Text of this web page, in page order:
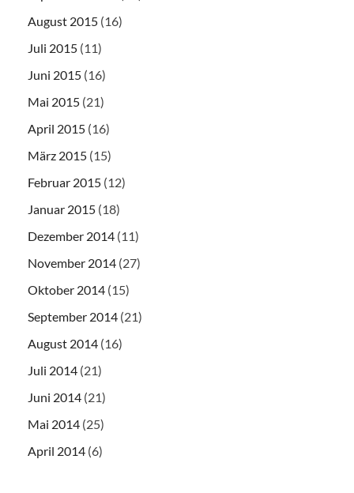
August 2015 (16)
Juli 2015 (11)
Juni 2015 (16)
Mai 2015 (21)
April 2015 (16)
März 2015 (15)
Februar 2015 (12)
Januar 2015 (18)
Dezember 2014 (11)
November 2014 (27)
Oktober 2014 (15)
September 2014 (21)
August 2014 (16)
Juli 2014 (21)
Juni 2014 (21)
Mai 2014 (25)
April 2014 (6)